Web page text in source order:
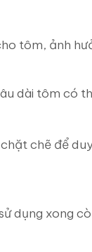
tôm, ảnh
dài tôm có
chẽ để
dụng xong